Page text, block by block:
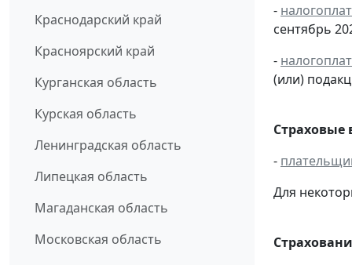
Краснодарский край
Красноярский край
Курганская область
Курская область
Ленинградская область
Липецкая область
Магаданская область
Московская область
-
сентябрь
-
(или)
Страховые
-
Для